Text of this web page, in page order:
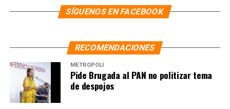
NOTAS RELACIONADAS: NOTICIAS PEMEX
“Rehabilitación de la Terminal 2 del AICM costarán 75
mdp más; hay fallas en el drenaje”: Sheinbaum
NO TE PIERDAS
Itzul Barrera cobra en Congreso de Jalisco, pero trabaja
en eventos de Morena en Chihuahua
SÍGUENOS EN FACEBOOK
RECOMENDACIONES
METRÓPOLI
Pide Brugada al PAN no politizar tema
de despojos